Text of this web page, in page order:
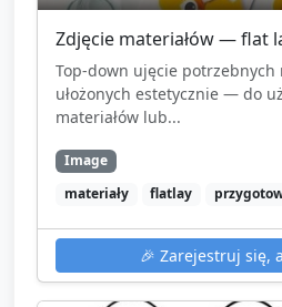
Zdjęcie materiałów — flat
Top-down ujęcie potrzebnych
ułożonych estetycznie — do
materiałów lub...
Image
materiały
flatlay
🎉 Zarejestruj się,